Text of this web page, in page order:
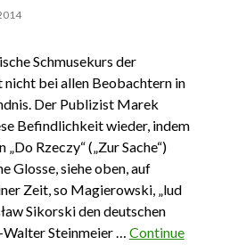
Schmusekurs der
bei allen Beobachtern in
Der Publizist Marek
Befindlichkeit wieder, indem
Rzeczy“ („Zur Sache“)
Glosse, siehe oben, auf
Zeit, so Magierowski, „lud
Sikorski den deutschen
Steinmeier … Continue